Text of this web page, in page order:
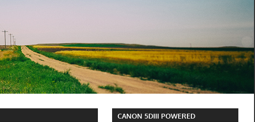
CANON 5DIII POWERED